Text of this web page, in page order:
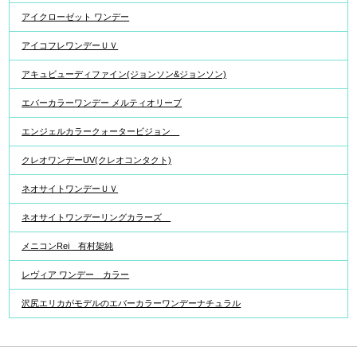
アイクローゼット ワンデー
アイコフレワンデーＵＶ
アキュビューディファイン(ジョンソン&ジョンソン)
エバーカラーワンデー メルティオリーブ
エンジェルカラークォータービジョン
クレオワンデーUV(クレオコンタクト)
ネオサイトワンデーＵＶ
ネオサイトワンデーリングカラーズ
メニコンRei 有村架純
レヴィア ワンデー カラー
沢尻エリカがモデルのエバーカラーワンデーナチュラル